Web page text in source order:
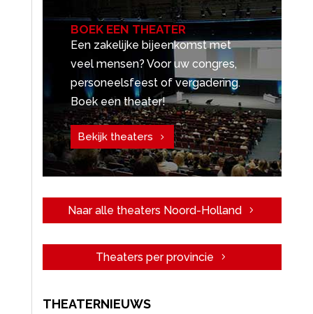
BOEK EEN THEATER
Een zakelijke bijeenkomst met
veel mensen? Voor uw congres,
personeelsfeest of vergadering.
Boek een theater!
Bekijk theaters
Naar alle theaters Noord-Holland
Theaters per provincie
THEATERNIEUWS